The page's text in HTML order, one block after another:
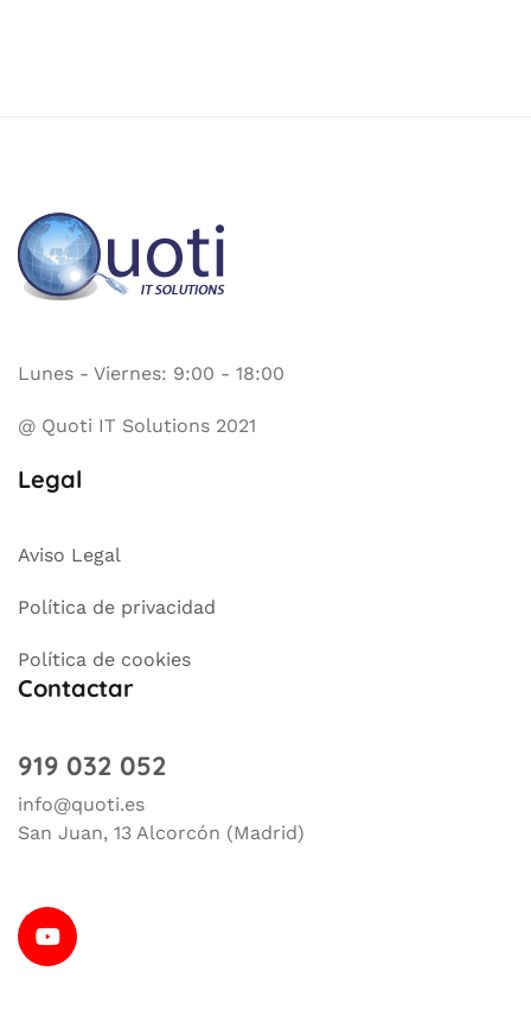
Lunes - Viernes: 9:00 - 18:00
@ Quoti IT Solutions 2021
Legal
Aviso Legal
Política de privacidad
Política de cookies
Contactar
919 032 052
info@quoti.es
San Juan, 13 Alcorcón (Madrid)